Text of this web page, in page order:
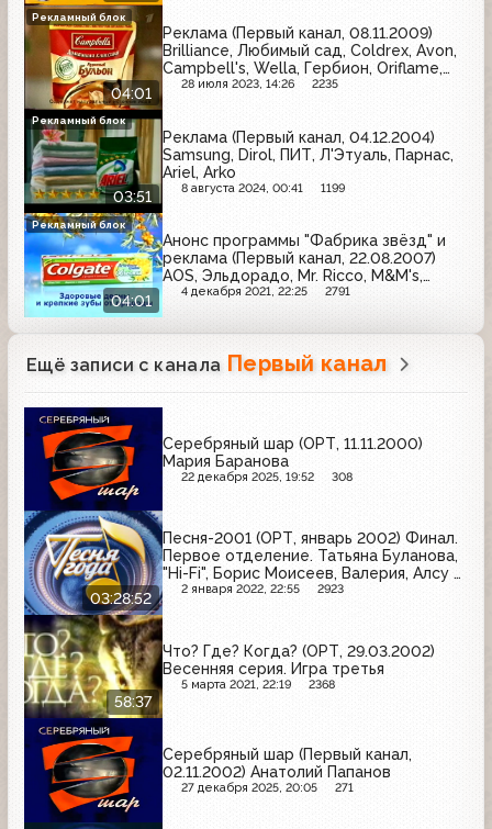
рукоделие, Автосалон "Сок"
04:01
Реклама (Первый канал, 08.11.2009)
Brilliance, Любимый сад, Coldrex, Avon,
Campbell's, Wella, Гербион, Oriflame,
Ahmad Tea, Домик в деревне, Always,
28 июля 2023, 14:26 2235
Рекламный блок
03:51
Реклама (Первый канал, 04.12.2004)
Samsung, Dirol, ПИТ, Л'Этуаль, Парнас,
Ariel, Arko
8 августа 2024, 00:41 1199
Рекламный блок
04:01
Анонс программы "Фабрика звёзд" и
реклама (Первый канал, 22.08.2007)
AOS, Эльдорадо, Mr. Ricco, M&M's,
BiMax, Яшма-Золото, Артро-Актив, Мир,
4 декабря 2021, 22:25 2791
Рекламный блок
Ещё записи с канала Первый канал
Серебряный шар (ОРТ, 11.11.2000)
Мария Баранова
22 декабря 2025, 19:52 308
03:28:52
Песня-2001 (ОРТ, январь 2002) Финал.
Первое отделение. Татьяна Буланова,
"Hi-Fi", Борис Моисеев, Валерия, Алсу и
др.2 января 2022, 22:55 2923
58:37
Что? Где? Когда? (ОРТ, 29.03.2002)
Весенняя серия. Игра третья
5 марта 2021, 22:19 2368
Серебряный шар (Первый канал,
02.11.2002) Анатолий Папанов
27 декабря 2025, 20:05 271